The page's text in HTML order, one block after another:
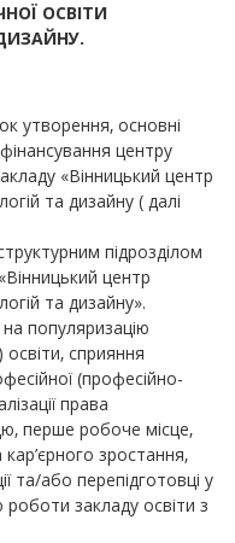
ОСВІТИ
утворення, основні
центру
«Вінницький центр
та дизайну ( далі
підрозділом
центр
та дизайну».
популяризацію
освіти, сприяння
(професійно-
права
перше робоче місце,
зростання,
та/або перепідготовці у
закладу освіти з